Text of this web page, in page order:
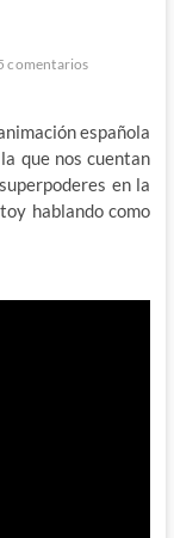
comentarios
española
que nos cuentan
en la
hablando como